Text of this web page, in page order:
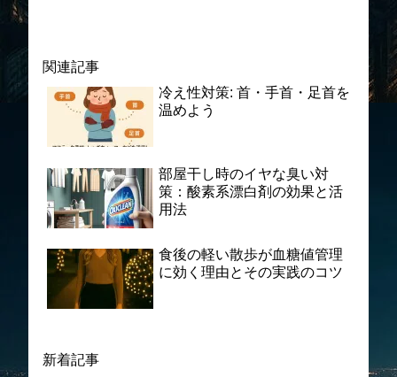
関連記事
冷え性対策: 首・手首・足首を
温めよう
部屋干し時のイヤな臭い対
策：酸素系漂白剤の効果と活
用法
食後の軽い散歩が血糖値管理
に効く理由とその実践のコツ
新着記事